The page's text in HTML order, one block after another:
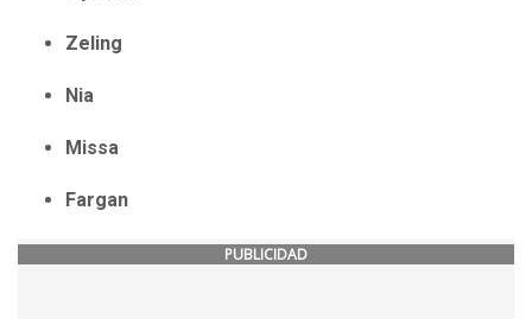
Zeling
Nia
Missa
Fargan
PUBLICIDAD